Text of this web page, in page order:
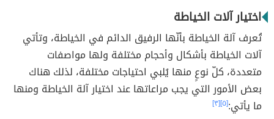
اختيار آلات الخياطة
تُعرف آلة الخياطة بأنّها الرفيق الدائم في الخياطة، وتأتي
آلات الخياطة بأشكال وأحجام مختلفة ولها مواصفات
متعددة، كلّ نوعٍ منها يُلبي احتياجات مختلفة، لذلك هناك
بعض الأمور التي يجب مراعاتها عند اختيار آلة الخياطة ومنها
ما يأتي:[٥] [٣]